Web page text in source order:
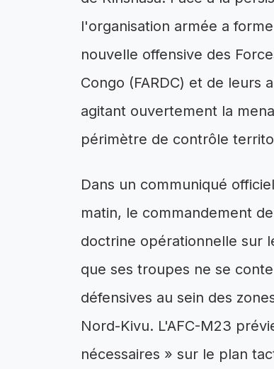
l'organisation armée a
nouvelle offensive des
Congo (FARDC) et de leurs
agitant ouvertement la
périmètre de contrôle
Dans un communiqué
matin, le commandement
doctrine opérationnelle sur
que ses troupes ne se
défensives au sein des
Nord-Kivu. L'AFC-M23
nécessaires » sur le plan